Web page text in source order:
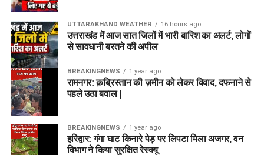
UTTARAKHAND WEATHER 16 hours ago
उत्तराखंड में आज सात जिलों में भारी बारिश का अलर्ट, लोगों
से सावधानी बरतने की अपील
BREAKINGNEWS 1 year ago
रामनगर: क़ब्रिस्तान की ज़मीन को लेकर विवाद, दफनाने से
पहले उठा बवाल |
BREAKINGNEWS 1 year ago
हरिद्वार: गंगा घाट किनारे पेड़ पर लिपटा मिला अजगर, वन
विभाग ने किया सुरक्षित रेस्क्यू